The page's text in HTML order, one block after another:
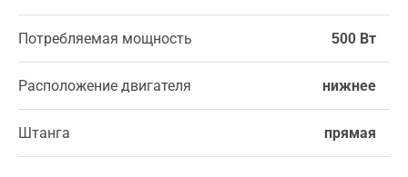
Потребляемая мощность 500 Вт
Расположение двигателя нижнее
Штанга прямая